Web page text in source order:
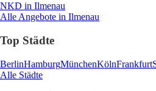
NKD in Ilmenau
Alle Angebote in Ilmenau
Top Städte
BerlinHamburgMünchenKölnFrankfurt
Alle Städte